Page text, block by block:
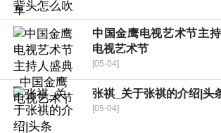
中国金鹰电视艺术节主
电视艺术节
[05-04]
张祺_关于张祺的介绍|头
[05-04]